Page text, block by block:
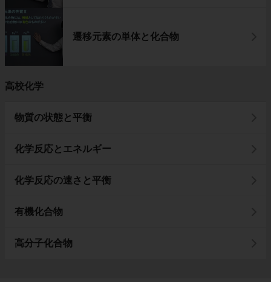
遷移元素の単体と化合物
高校化学
物質の状態と平衡
化学反応とエネルギー
化学反応の速さと平衡
有機化合物
高分子化合物